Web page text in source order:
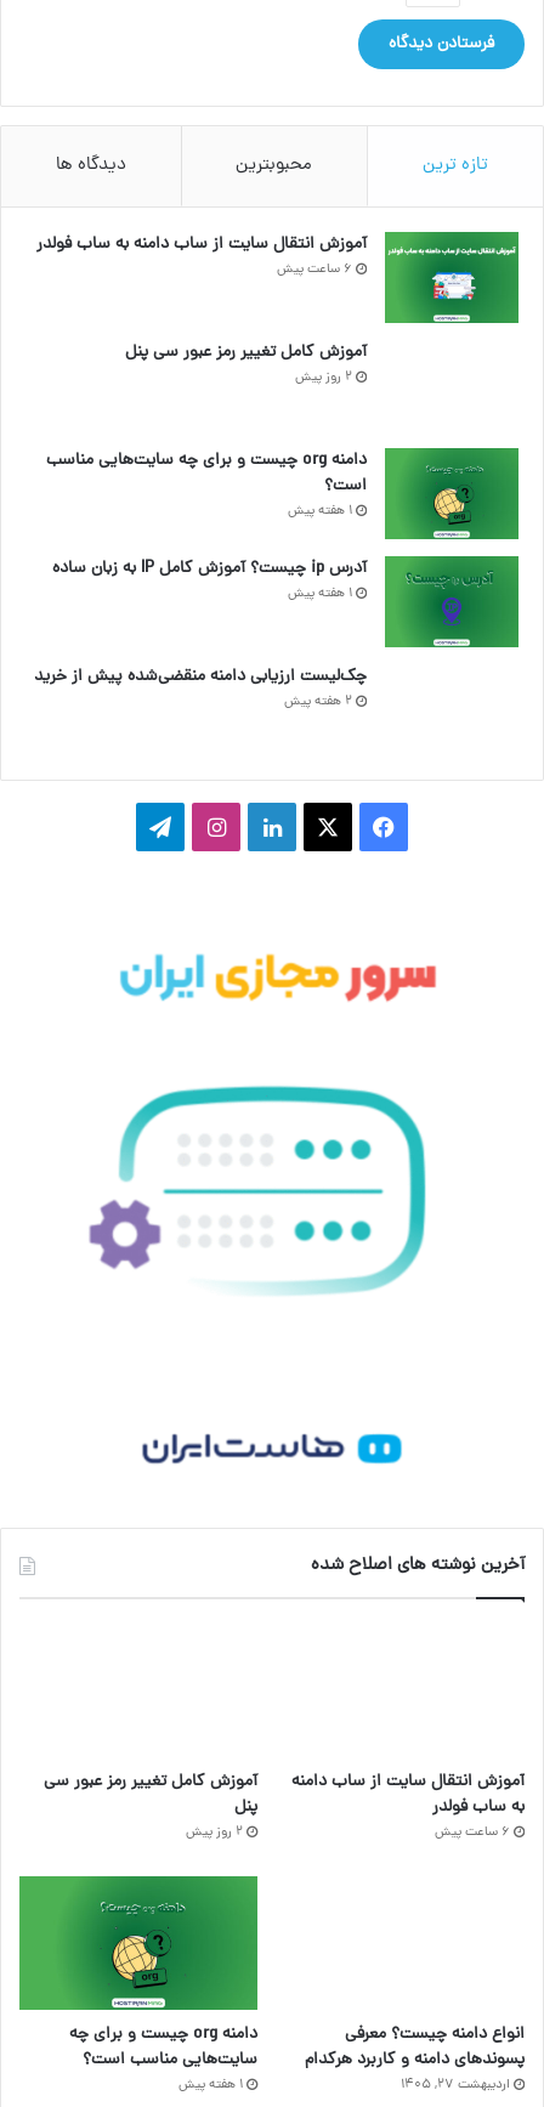
تازه ترین محبوبترین دیدگاه ها
آموزش انتقال سایت از ساب دامنه به ساب فولدر
6 ساعت پیش
آموزش کامل تغییر رمز عبور سی پنل
2 روز پیش
دامنه org چیست و برای چه سایت‌هایی مناسب
است؟
1 هفته پیش
آدرس ip چیست؟ آموزش کامل IP به زبان ساده
1 هفته پیش
چک‌لیست ارزیابی دامنه منقضی‌شده پیش از خرید
2 هفته پیش
ب
س
ک
ن
س
ر
ا
ر
آخرین نوشته های اصلاح شده
آموزش انتقال سایت از ساب دامنه
به ساب فولدر
6 ساعت پیش
آموزش کامل تغییر رمز عبور سی
پنل
2 روز پیش
انواع دامنه چیست؟ معرفی
پسوندهای دامنه و کاربرد هرکدام
اردیبهشت ۲۷, ۱۴۰۵
دامنه org چیست و برای چه
سایت‌هایی مناسب است؟
1 هفته پیش